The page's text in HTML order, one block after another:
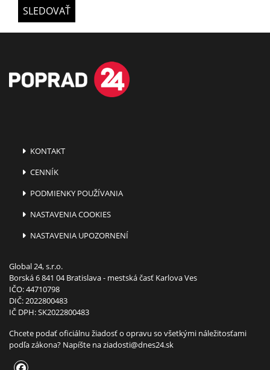
SLEDOVAŤ
KONTAKT
CENNÍK
PODMIENKY POUŽÍVANIA
NASTAVENIA COOKIES
NASTAVENIA UPOZORNENÍ
Global 24, s.r.o.
Borská 6 841 04 Bratislava - mestská časť Karlova Ves
IČO: 44710798
DIČ: 2022800483
IČ DPH: SK2022800483
Chcete podať oficiálnu žiadosť o opravu so všetkými náležitosťami
podľa zákona? Napíšte naziadosti@dnes24.sk